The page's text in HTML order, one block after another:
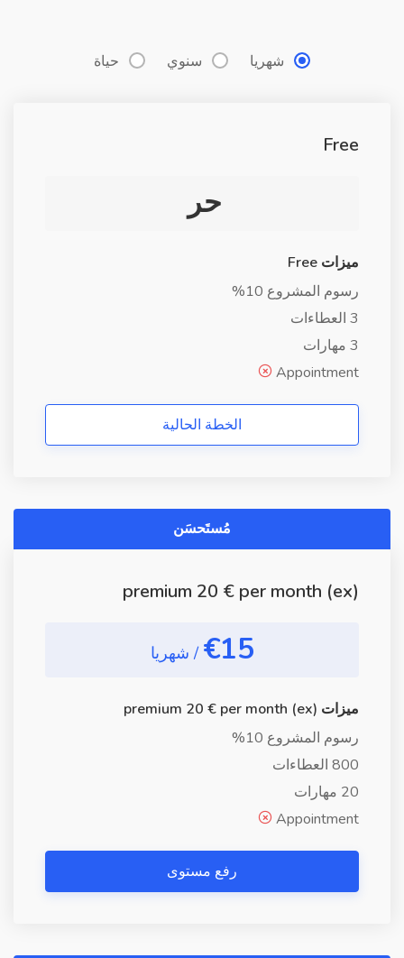
شهريا سنوي حياة
Free
حر
ميزات Free
رسوم المشروع 10%
3 العطاءات
3 مهارات
Appointment
الخطة الحالية
مُستَحسَن
premium 20 € per month (ex)
€15 / شهريا
ميزات premium 20 € per month (ex)
رسوم المشروع 10%
800 العطاءات
20 مهارات
Appointment
رفع مستوى